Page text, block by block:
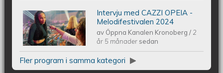
Intervju med CAZZI OPEIA -
Melodifestivalen 2024
Intervju med CAZZI OPEIA -
Melodifestivalen 2024
av Öppna Kanalen Kronoberg/ 2
år 5 månader sedan
Fler program i samma kategori